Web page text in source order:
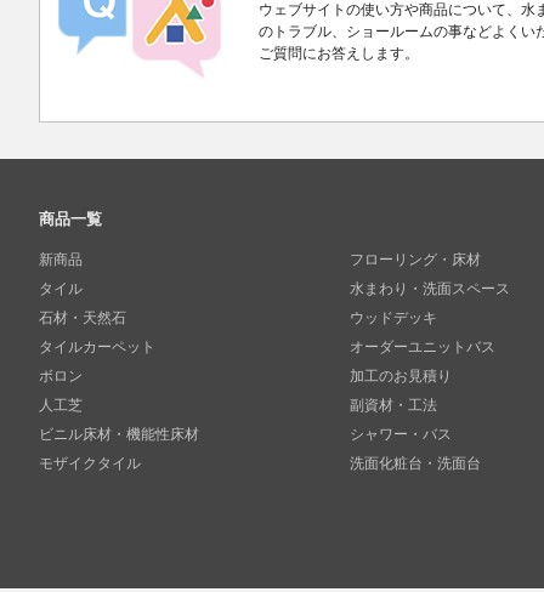
ウェブサイトの使い方や商品について、水
のトラブル、ショールームの事などよくい
ご質問にお答えします。
商品一覧
新商品
タイル
石材・天然石
タイルカーペット
ボロン
人工芝
ビニル床材・機能性床材
モザイクタイル
フローリング・床材
水まわり・洗面スペース
ウッドデッキ
オーダーユニットバス
加工のお見積り
副資材・工法
シャワー・バス
洗面化粧台・洗面台